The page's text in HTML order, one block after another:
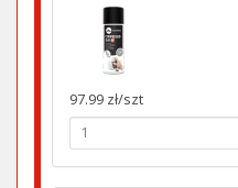
97.99 zł/szt